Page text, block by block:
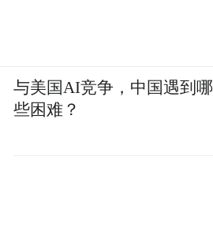
与美国AI竞争，中国遇到哪
些困难？